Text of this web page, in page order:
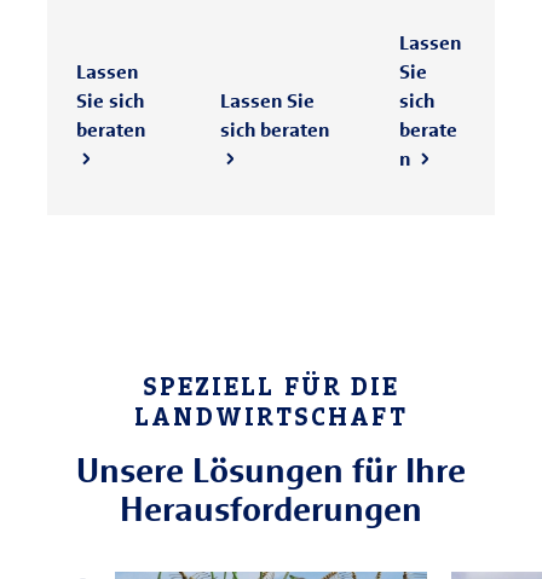
Lassen
Sie sich
beraten
Lassen Sie
sich beraten
Lassen
Sie
sich
berate
n
SPEZIELL FÜR DIE
LANDWIRTSCHAFT
Unsere Lösungen für Ihre
Herausforderungen